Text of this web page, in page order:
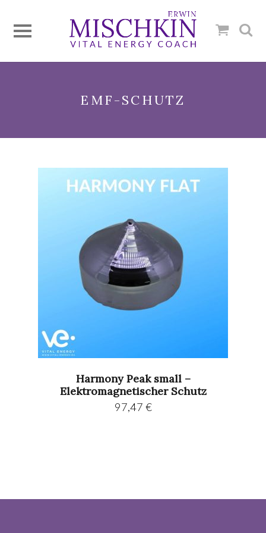
EMF-SCHUTZ
Harmony Peak small –
Elektromagnetischer Schutz
97,47 €